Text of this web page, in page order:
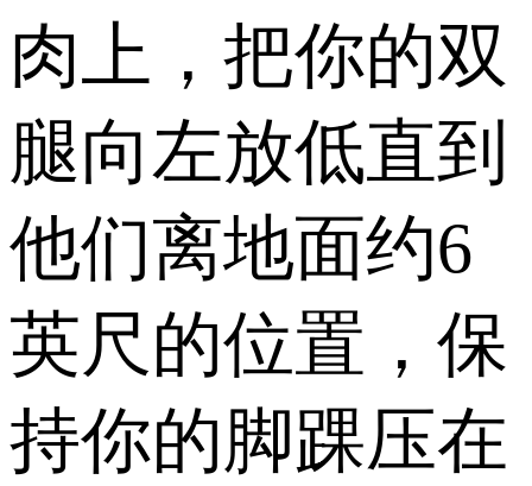
肉上，把你的双
腿向左放低直到
他们离地面约6
英尺的位置，保
持你的脚踝压在